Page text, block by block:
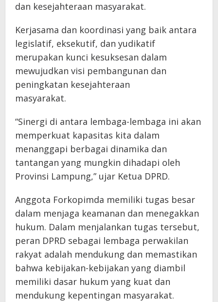
dan kesejahteraan masyarakat.
Kerjasama dan koordinasi yang baik antara
legislatif, eksekutif, dan yudikatif
merupakan kunci kesuksesan dalam
mewujudkan visi pembangunan dan
peningkatan kesejahteraan
masyarakat.
“Sinergi di antara lembaga-lembaga ini akan
memperkuat kapasitas kita dalam
menanggapi berbagai dinamika dan
tantangan yang mungkin dihadapi oleh
Provinsi Lampung,” ujar Ketua DPRD.
Anggota Forkopimda memiliki tugas besar
dalam menjaga keamanan dan menegakkan
hukum. Dalam menjalankan tugas tersebut,
peran DPRD sebagai lembaga perwakilan
rakyat adalah mendukung dan memastikan
bahwa kebijakan-kebijakan yang diambil
memiliki dasar hukum yang kuat dan
mendukung kepentingan masyarakat.